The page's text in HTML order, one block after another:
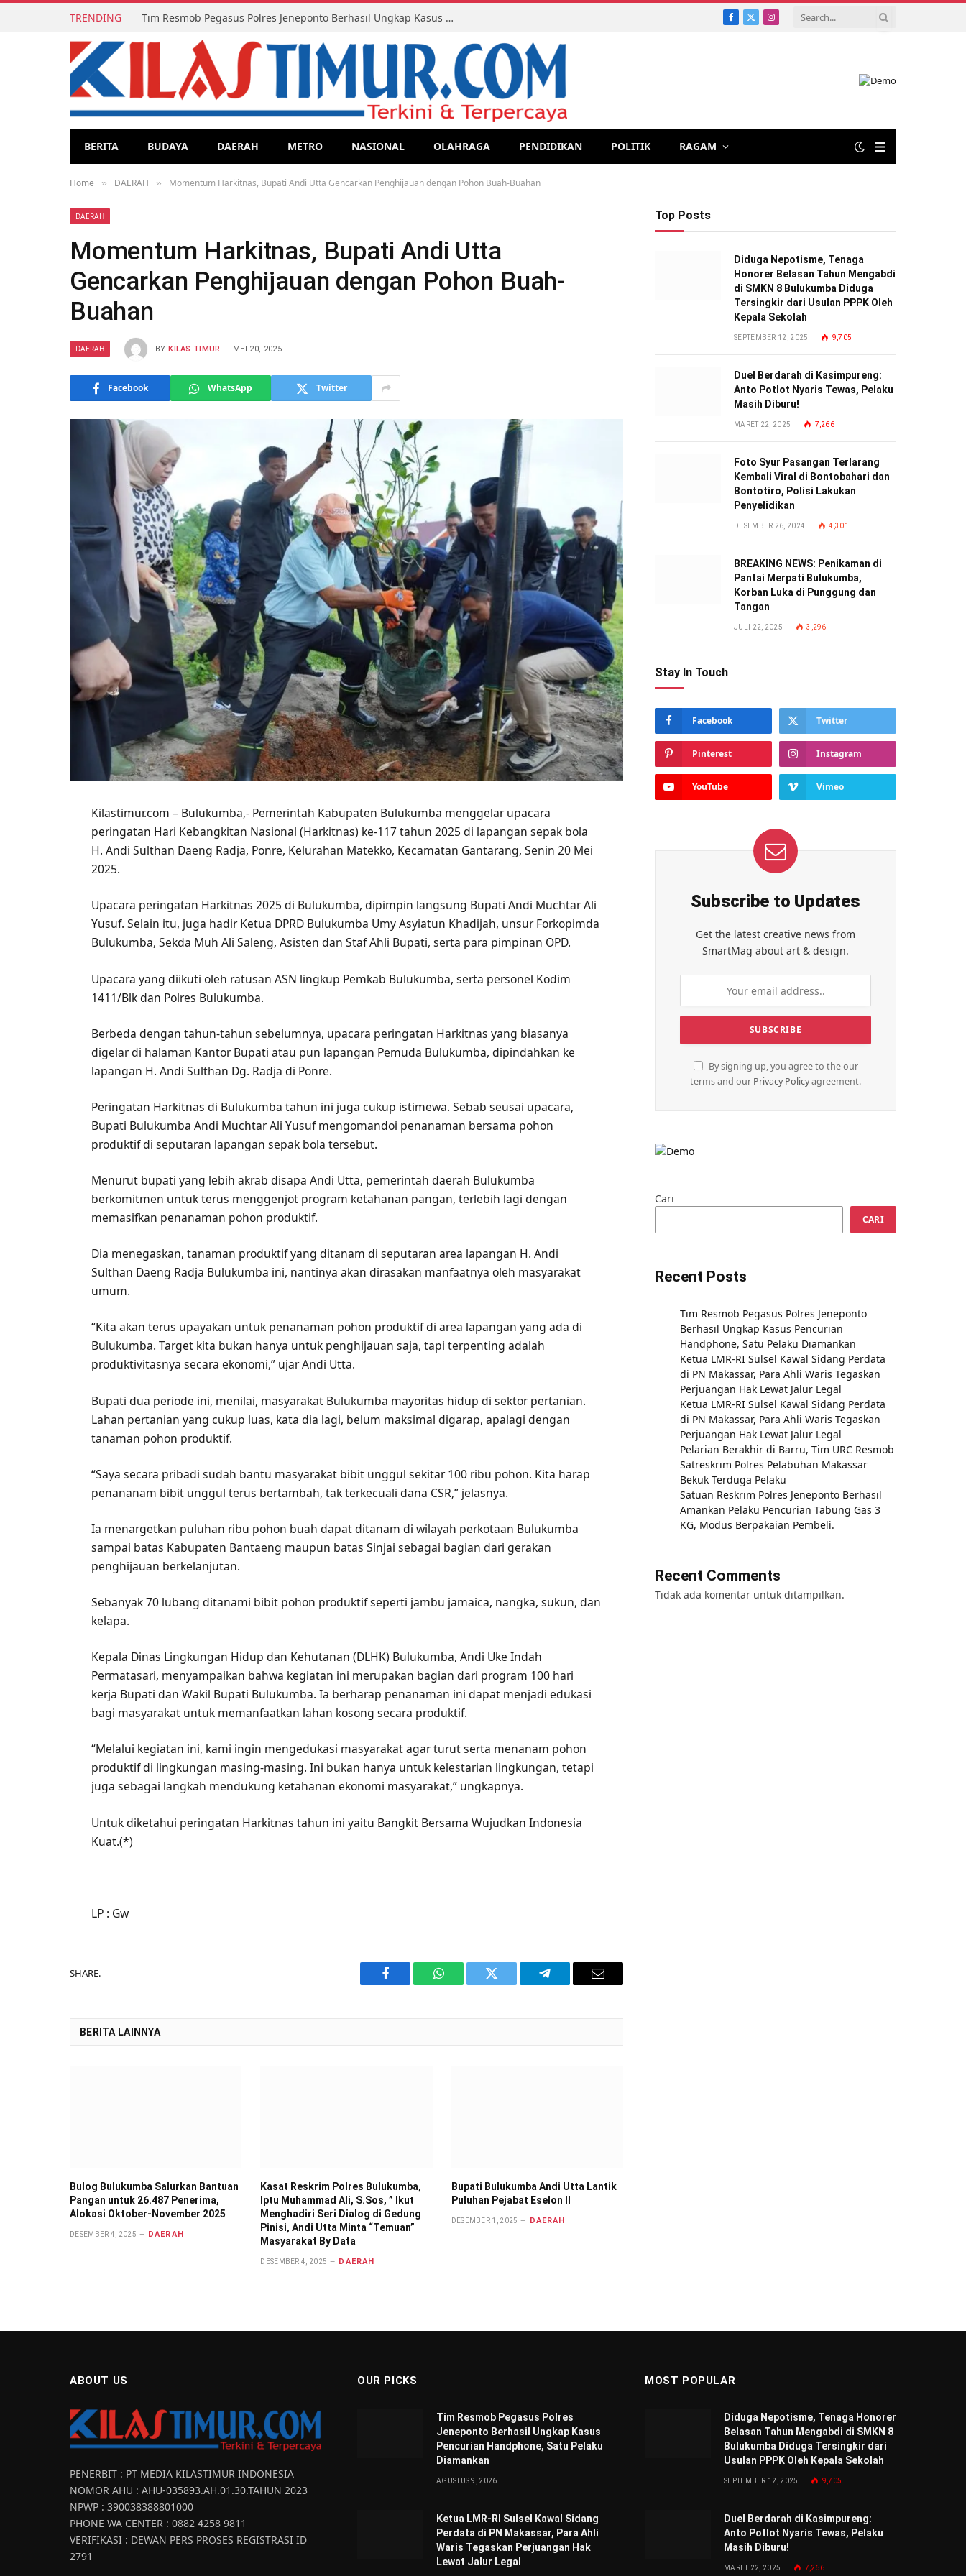
TRENDING Tim Resmob Pegasus Polres Jeneponto Berhasil Ungkap Kasus Pencurian Handphone, Satu Pelaku Diamankan Facebook
X
Instagram
BERITA BUDAYA DAERAH METRO NASIONAL OLAHRAGA PENDIDIKAN POLITIK RAGAM
Home » DAERAH » Momentum Harkitnas, Bupati Andi Utta Gencarkan Penghijauan dengan Pohon Buah-Buahan
DAERAH
Momentum Harkitnas, Bupati Andi Utta
Gencarkan Penghijauan dengan Pohon Buah-
Buahan
DAERAH BY KILAS TIMUR MEI 20, 2025
Facebook WhatsApp Twitter
Kilastimur.com – Bulukumba,- Pemerintah Kabupaten Bulukumba menggelar upacara
peringatan Hari Kebangkitan Nasional (Harkitnas) ke-117 tahun 2025 di lapangan sepak bola
H. Andi Sulthan Daeng Radja, Ponre, Kelurahan Matekko, Kecamatan Gantarang, Senin 20 Mei
2025.
Upacara peringatan Harkitnas 2025 di Bulukumba, dipimpin langsung Bupati Andi Muchtar Ali
Yusuf. Selain itu, juga hadir Ketua DPRD Bulukumba Umy Asyiatun Khadijah, unsur Forkopimda
Bulukumba, Sekda Muh Ali Saleng, Asisten dan Staf Ahli Bupati, serta para pimpinan OPD.
Upacara yang diikuti oleh ratusan ASN lingkup Pemkab Bulukumba, serta personel Kodim
1411/Blk dan Polres Bulukumba.
Berbeda dengan tahun-tahun sebelumnya, upacara peringatan Harkitnas yang biasanya
digelar di halaman Kantor Bupati atau pun lapangan Pemuda Bulukumba, dipindahkan ke
lapangan H. Andi Sulthan Dg. Radja di Ponre.
Peringatan Harkitnas di Bulukumba tahun ini juga cukup istimewa. Sebab seusai upacara,
Bupati Bulukumba Andi Muchtar Ali Yusuf mengomandoi penanaman bersama pohon
produktif di seputaran lapangan sepak bola tersebut.
Menurut bupati yang lebih akrab disapa Andi Utta, pemerintah daerah Bulukumba
berkomitmen untuk terus menggenjot program ketahanan pangan, terlebih lagi dengan
memasifkan penanaman pohon produktif.
Dia menegaskan, tanaman produktif yang ditanam di seputaran area lapangan H. Andi
Sulthan Daeng Radja Bulukumba ini, nantinya akan dirasakan manfaatnya oleh masyarakat
umum.
“Kita akan terus upayakan untuk penanaman pohon produktif di area lapangan yang ada di
Bulukumba. Target kita bukan hanya untuk penghijauan saja, tapi terpenting adalah
produktivitasnya secara ekonomi,” ujar Andi Utta.
Bupati dua periode ini, menilai, masyarakat Bulukumba mayoritas hidup di sektor pertanian.
Lahan pertanian yang cukup luas, kata dia lagi, belum maksimal digarap, apalagi dengan
tanaman pohon produktif.
“Saya secara pribadi sudah bantu masyarakat bibit unggul sekitar 100 ribu pohon. Kita harap
penananam bibit unggul terus bertambah, tak terkecuali dana CSR,” jelasnya.
Ia menargetkan puluhan ribu pohon buah dapat ditanam di wilayah perkotaan Bulukumba
sampai batas Kabupaten Bantaeng maupun batas Sinjai sebagai bagian dari gerakan
penghijauan berkelanjutan.
Sebanyak 70 lubang ditanami bibit pohon produktif seperti jambu jamaica, nangka, sukun, dan
kelapa.
Kepala Dinas Lingkungan Hidup dan Kehutanan (DLHK) Bulukumba, Andi Uke Indah
Permatasari, menyampaikan bahwa kegiatan ini merupakan bagian dari program 100 hari
kerja Bupati dan Wakil Bupati Bulukumba. Ia berharap penanaman ini dapat menjadi edukasi
bagi masyarakat untuk memanfaatkan lahan kosong secara produktif.
“Melalui kegiatan ini, kami ingin mengedukasi masyarakat agar turut serta menanam pohon
produktif di lingkungan masing-masing. Ini bukan hanya untuk kelestarian lingkungan, tetapi
juga sebagai langkah mendukung ketahanan ekonomi masyarakat,” ungkapnya.
Untuk diketahui peringatan Harkitnas tahun ini yaitu Bangkit Bersama Wujudkan Indonesia
Kuat.(*)
LP : Gw
SHARE.
Facebook WhatsAppTwitter Telegram Email
BERITA LAINNYA
Bulog Bulukumba Salurkan Bantuan
Pangan untuk 26.487 Penerima,
Alokasi Oktober-November 2025
DESEMBER 4, 2025 DAERAH
Kasat Reskrim Polres Bulukumba,
Iptu Muhammad Ali, S.Sos, ” Ikut
Menghadiri Seri Dialog di Gedung
Pinisi, Andi Utta Minta “Temuan”
Masyarakat By Data
DESEMBER 4, 2025 DAERAH
Bupati Bulukumba Andi Utta Lantik
Puluhan Pejabat Eselon II
DESEMBER 1, 2025 DAERAH
Top Posts
Diduga Nepotisme, Tenaga
Honorer Belasan Tahun Mengabdi
di SMKN 8 Bulukumba Diduga
Tersingkir dari Usulan PPPK Oleh
Kepala Sekolah
SEPTEMBER 12, 2025 9,705
Duel Berdarah di Kasimpureng:
Anto Potlot Nyaris Tewas, Pelaku
Masih Diburu!
MARET 22, 2025 7,266
Foto Syur Pasangan Terlarang
Kembali Viral di Bontobahari dan
Bontotiro, Polisi Lakukan
Penyelidikan
DESEMBER 26, 2024 4,301
BREAKING NEWS: Penikaman di
Pantai Merpati Bulukumba,
Korban Luka di Punggung dan
Tangan
JULI 22, 2025 3,296
Stay In Touch
Facebook Twitter
Pinterest Instagram
YouTube Vimeo
Subscribe to Updates
Get the latest creative news from
SmartMag about art & design.
By signing up, you agree to the our
terms and our Privacy Policyagreement.
Cari
CARI
Recent Posts
Tim Resmob Pegasus Polres Jeneponto
Berhasil Ungkap Kasus Pencurian
Handphone, Satu Pelaku Diamankan
Ketua LMR-RI Sulsel Kawal Sidang Perdata
di PN Makassar, Para Ahli Waris Tegaskan
Perjuangan Hak Lewat Jalur Legal
Ketua LMR-RI Sulsel Kawal Sidang Perdata
di PN Makassar, Para Ahli Waris Tegaskan
Perjuangan Hak Lewat Jalur Legal
Pelarian Berakhir di Barru, Tim URC Resmob
Satreskrim Polres Pelabuhan Makassar
Bekuk Terduga Pelaku
Satuan Reskrim Polres Jeneponto Berhasil
Amankan Pelaku Pencurian Tabung Gas 3
KG, Modus Berpakaian Pembeli.
Recent Comments
Tidak ada komentar untuk ditampilkan.
ABOUT US
PENERBIT : PT MEDIA KILASTIMUR INDONESIA
NOMOR AHU : AHU-035893.AH.01.30.TAHUN 2023
NPWP : 390038388801000
PHONE WA CENTER : 0882 4258 9811
VERIFIKASI : DEWAN PERS PROSES REGISTRASI ID
2791
OUR PICKS
Tim Resmob Pegasus Polres
Jeneponto Berhasil Ungkap Kasus
Pencurian Handphone, Satu Pelaku
Diamankan
AGUSTUS 9, 2026
Ketua LMR-RI Sulsel Kawal Sidang
Perdata di PN Makassar, Para Ahli
Waris Tegaskan Perjuangan Hak
Lewat Jalur Legal
MOST POPULAR
Diduga Nepotisme, Tenaga Honorer
Belasan Tahun Mengabdi di SMKN 8
Bulukumba Diduga Tersingkir dari
Usulan PPPK Oleh Kepala Sekolah
SEPTEMBER 12, 2025 9,705
Duel Berdarah di Kasimpureng:
Anto Potlot Nyaris Tewas, Pelaku
Masih Diburu!
MARET 22, 2025 7,266